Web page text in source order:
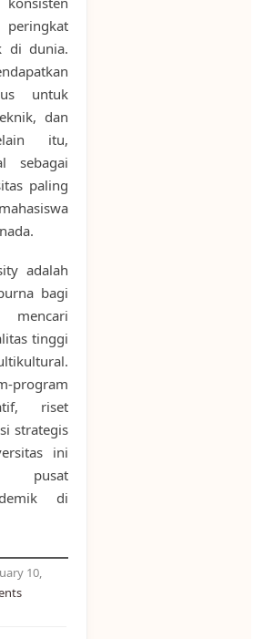
di dunia.
untuk
dan
itu,
sebagai
paling
adalah
bagi
mencari
tinggi
program
riset
strategis
ini
pusat
di
10,